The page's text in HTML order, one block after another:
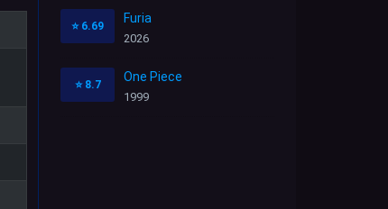
⭐ 6.69
Furia
2026
⭐ 8.7
One Piece
1999